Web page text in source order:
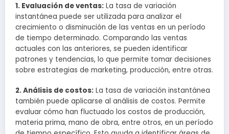
1. Evaluación de ventas: La tasa de variación
instantánea puede ser utilizada para analizar el
crecimiento o disminución de las ventas en un período
de tiempo determinado. Comparando las ventas
actuales con las anteriores, se pueden identificar
patrones y tendencias, lo que permite tomar decisiones
sobre estrategias de marketing, producción, entre otras.
2. Análisis de costos: La tasa de variación instantánea
también puede aplicarse al análisis de costos. Permite
evaluar cómo han fluctuado los costos de producción,
materia prima, mano de obra, entre otros, en un período